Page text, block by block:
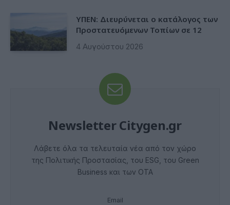
ΥΠΕΝ: Διευρύνεται ο κατάλογος των
Προστατευόμενων Τοπίων σε 12
4 Αυγούστου 2026
Newsletter Citygen.gr
Λάβετε όλα τα τελευταία νέα από τον χώρο
της Πολιτικής Προστασίας, του ESG, του Green
Business και των ΟΤΑ
Email